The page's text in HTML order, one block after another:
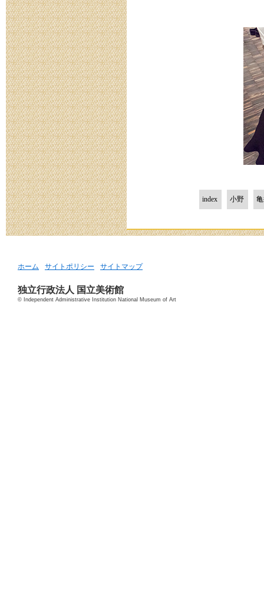
index 小野
ホーム サイトポリシー サイトマップ
独立行政法人 国立美術館
© Independent Administrative Institution National Museum of Art